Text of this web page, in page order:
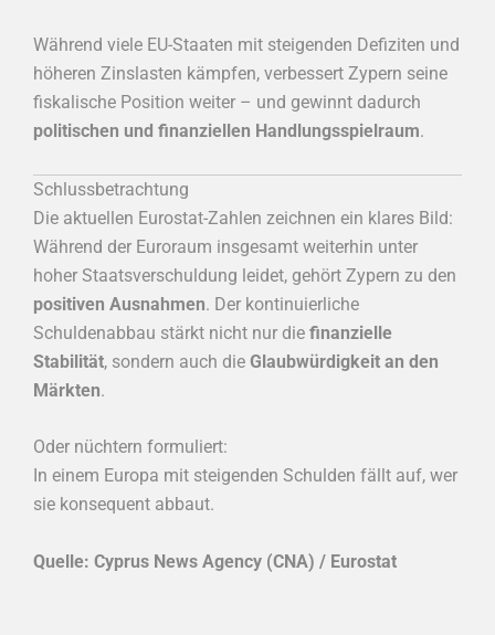
Während viele EU-Staaten mit steigenden Defiziten und
höheren Zinslasten kämpfen, verbessert Zypern seine
fiskalische Position weiter – und gewinnt dadurch
politischen und finanziellen Handlungsspielraum.
Schlussbetrachtung
Die aktuellen Eurostat-Zahlen zeichnen ein klares Bild:
Während der Euroraum insgesamt weiterhin unter
hoher Staatsverschuldung leidet, gehört Zypern zu den
positiven Ausnahmen. Der kontinuierliche
Schuldenabbau stärkt nicht nur die finanzielle
Stabilität, sondern auch die Glaubwürdigkeit an den
Märkten.
Oder nüchtern formuliert:
In einem Europa mit steigenden Schulden fällt auf, wer
sie konsequent abbaut.
Quelle: Cyprus News Agency (CNA) / Eurostat